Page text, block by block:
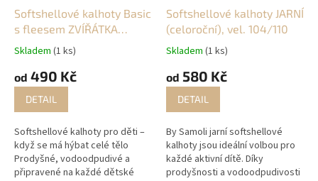
Softshellové kalhoty Basic
s fleesem ZVÍŘÁTKA
(zateplené)
Skladem (1 ks)
od 490 Kč
DETAIL
Softshellové kalhoty pro děti –
když se má hýbat celé tělo
Prodyšné, vodoodpudivé a
připravené na každé dětské
Softshellové kalhoty JARNÍ
(celoroční), vel. 104/110
Skladem (1 ks)
od 580 Kč
DETAIL
By Samoli jarní softshellové
kalhoty jsou ideální volbou pro
každé aktivní dítě. Díky
prodyšnosti a vodoodpudivosti